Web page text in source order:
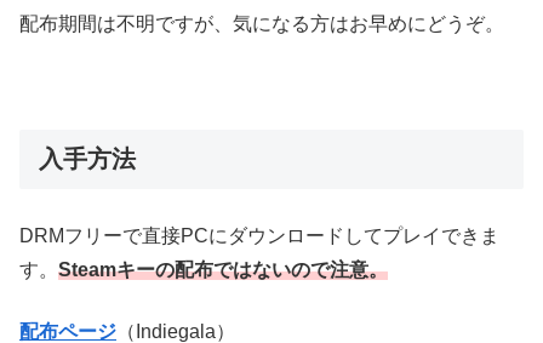
配布期間は不明ですが、気になる方はお早めにどうぞ。
入手方法
DRMフリーで直接PCにダウンロードしてプレイできま
す。 Steamキーの配布ではないので注意。
配布ページ （Indiegala）